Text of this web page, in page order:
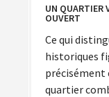
UN QUARTIER
OUVERT
Ce qui
historiques
précisément
quartier